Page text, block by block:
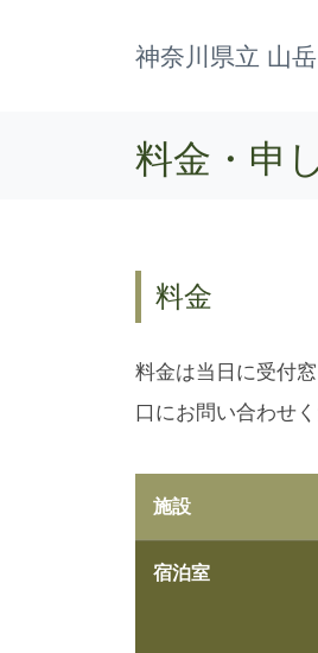
神奈川県立 山
料金・申
料金
料金は当日に受付
口にお問い合わせ
施設
宿泊室